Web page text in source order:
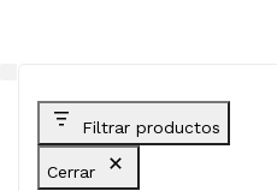
Filtrar productos
Cerrar